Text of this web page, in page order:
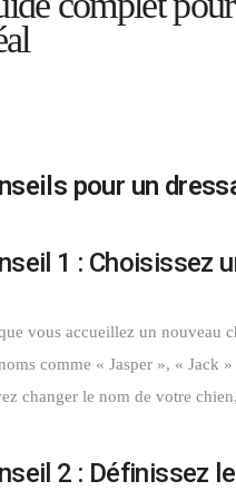
pour un
1 : Choisissez
vous accueillez un nouveau
comme « Jasper », « Jack
changer le nom de votre
2 : Définissez